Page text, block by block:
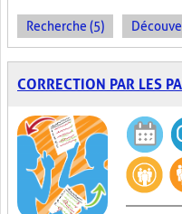
Recherche (5)
CORRECTION PAR LES